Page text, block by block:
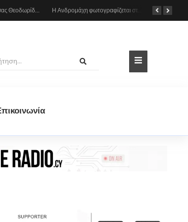
Το βίντεο της Νατάσας Θεοδωρίδου με τη μητέρα της από το αυτοκίνητο: «Πες κάτι στο κοινό σου ρε μαμά»